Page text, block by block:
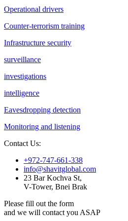
Operational drivers
Counter-terrorism training
Infrastructure security
surveillance
investigations
intelligence
Eavesdropping detection
Monitoring and listening
Contact Us:
+972-747-661-338
info@shavitglobal.com
23 Bar Kochva St,
V-Tower, Bnei Brak
Please fill out the form
and we will contact you ASAP